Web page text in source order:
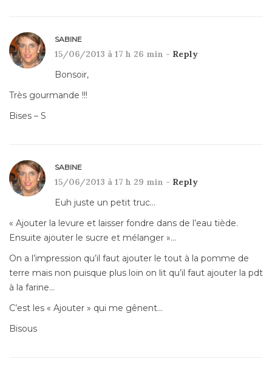
SABINE
15/06/2013 à 17 h 26 min - Reply
Bonsoir,
Très gourmande !!!
Bises – S
SABINE
15/06/2013 à 17 h 29 min - Reply
Euh juste un petit truc…
« Ajouter la levure et laisser fondre dans de l’eau tiède.
Ensuite ajouter le sucre et mélanger »…
On a l’impression qu’il faut ajouter le tout à la pomme de
terre mais non puisque plus loin on lit qu’il faut ajouter la pdt
à la farine…
C’est les « Ajouter » qui me gênent…
Bisous